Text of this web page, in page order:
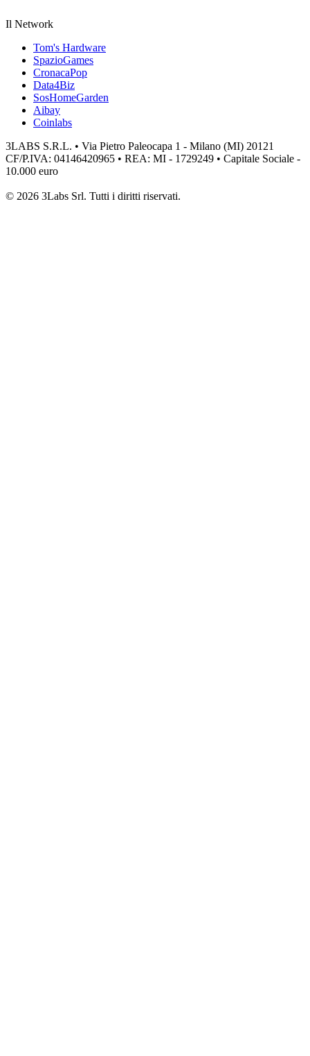
Il Network
Tom's Hardware
SpazioGames
CronacaPop
Data4Biz
SosHomeGarden
Aibay
Coinlabs
3LABS S.R.L. • Via Pietro Paleocapa 1 - Milano (MI) 20121
CF/P.IVA: 04146420965 • REA: MI - 1729249 • Capitale Sociale -
10.000 euro
© 2026 3Labs Srl. Tutti i diritti riservati.